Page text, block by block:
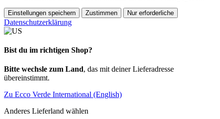
Einstellungen speichern Zustimmen Nur erforderliche
Datenschutzerklärung
Bist du im richtigen Shop?
Bitte wechsle zum Land, das mit deiner Lieferadresse
übereinstimmt.
Zu Ecco Verde International (English)
Anderes Lieferland wählen